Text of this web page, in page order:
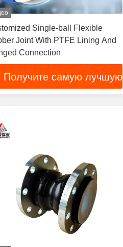
Single-ball Flexible
Joint With PTFE Lining And
Connection
Получите самую лучшую